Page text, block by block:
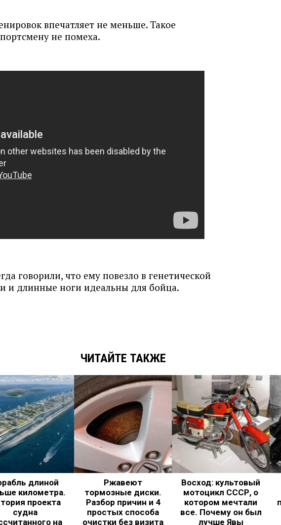
впечатляет не меньше. Такое
не помеха.
говорили, что ему повезло в генетической
и длинные ноги идеальны для бойца.
ЧИТАЙТЕ ТАКЖЕ
длиной
километра.
проекта
судна
на
Ржавеют
тормозные диски.
Разбор причин и 4
простых способа
очистки без визита
Восход: культовый
мотоцикл СССР, о
котором мечтали
все. Почему он был
лучше Явы